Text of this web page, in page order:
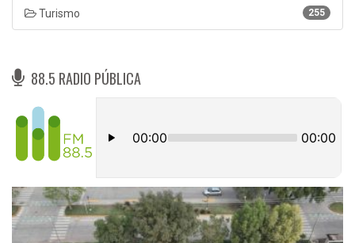
255
Turismo
88.5 RADIO PÚBLICA